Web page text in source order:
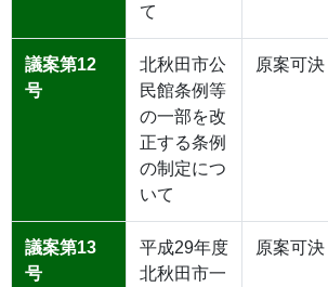
て
議案第12
号
北秋田市公
民館条例等
の一部を改
正する条例
の制定につ
いて
原案可決
議案第13
号
平成29年度
北秋田市一
原案可決